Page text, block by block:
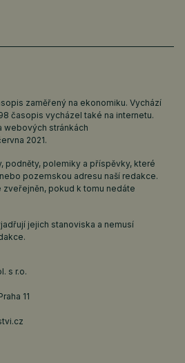
zaměřený na ekonomiku. Vychází
časopis vycházel také na internetu.
webových stránkách
2021.
podněty, polemiky a příspěvky, které
pozemskou adresu naší redakce.
zveřejněn, pokud k tomu nedáte
jejich stanoviska a nemusí
s r.o.
11